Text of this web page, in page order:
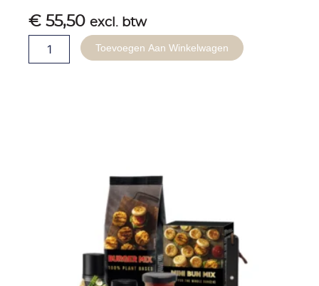
€ 55,50 excl. btw
Kerstpakket
Toevoegen Aan Winkelwagen